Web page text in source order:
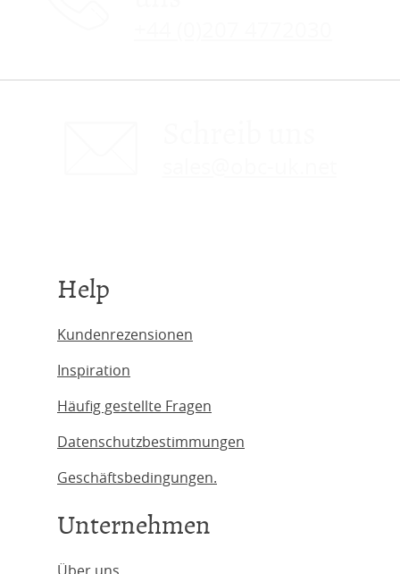
Help
Kundenrezensionen
Inspiration
Häufig gestellte Fragen
Datenschutzbestimmungen
Geschäftsbedingungen.
Unternehmen